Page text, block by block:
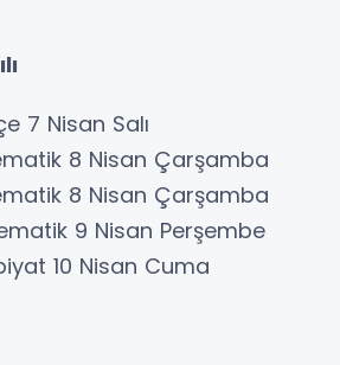
7 Nisan Salı
8 Nisan Çarşamba
8 Nisan Çarşamba
9 Nisan Perşembe
10 Nisan Cuma